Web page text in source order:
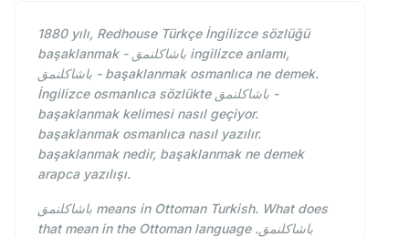
1880 yılı, Redhouse Türkçe İngilizce sözlüğü
başaklanmak - باشاكلنمق ingilizce anlamı,
باشاكلنمق - başaklanmak osmanlıca ne demek.
İngilizce osmanlıca sözlükte باشاكلنمق -
başaklanmak kelimesi nasıl geçiyor.
başaklanmak osmanlıca nasıl yazılır.
başaklanmak nedir, başaklanmak ne demek
arapca yazılışı.
باشاكلنمق means in Ottoman Turkish. What does
that mean in the Ottoman language باشاكلنمق.